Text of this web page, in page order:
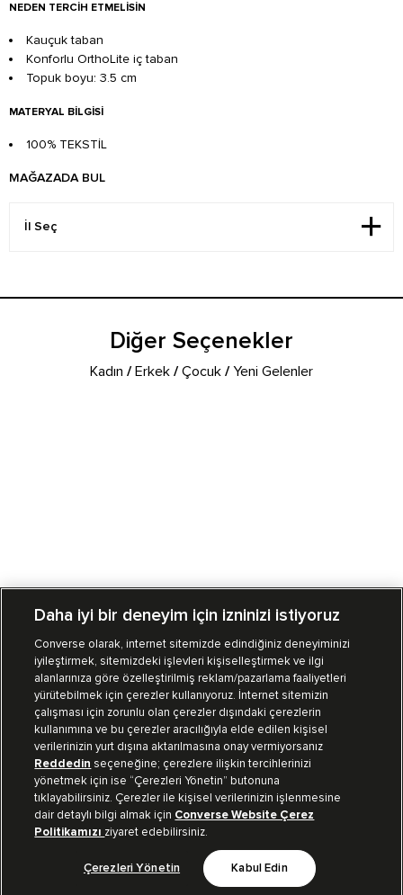
NEDEN TERCIH ETMELISIN
Kauçuk taban
Konforlu OrthoLite iç taban
Topuk boyu: 3.5 cm
MATERYAL BILGISI
100% TEKSTİL
MAĞAZADA BUL
Diğer Seçenekler
Kadın /Erkek /Çocuk /Yeni Gelenler
Mağazalarımız Sipariş Takibi
Müşteri İlişkileri
Koleksiyon
Kurumsal
Bizi Takip Et
Daha iyi bir deneyim için izninizi istiyoruz
Converse olarak, internet sitemizde edindiğiniz deneyiminizi
iyileştirmek, sitemizdeki işlevleri kişiselleştirmek ve ilgi
alanlarınıza göre özelleştirilmiş reklam/pazarlama faaliyetleri
yürütebilmek için çerezler kullanıyoruz. İnternet sitemizin
çalışması için zorunlu olan çerezler dışındaki çerezlerin
kullanımına ve bu çerezler aracılığıyla elde edilen kişisel
verilerinizin yurt dışına aktarılmasına onay vermiyorsanız
Reddedin seçeneğine; çerezlere ilişkin tercihlerinizi
yönetmek için ise “Çerezleri Yönetin” butonuna
tıklayabilirsiniz. Çerezler ile kişisel verilerinizin işlenmesine
dair detaylı bilgi almak için Converse Website Çerez
Politikamızı ziyaret edebilirsiniz.
Çerezleri Yönetin Kabul Edin